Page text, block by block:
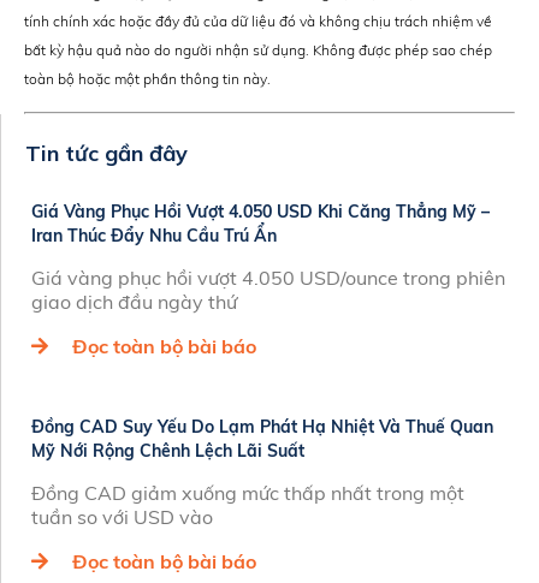
tính chính xác hoặc đầy đủ của dữ liệu đó và không chịu trách nhiệm về
bất kỳ hậu quả nào do người nhận sử dụng. Không được phép sao chép
toàn bộ hoặc một phần thông tin này.
Tin tức gần đây
Giá Vàng Phục Hồi Vượt 4.050 USD Khi Căng Thẳng Mỹ –
Iran Thúc Đẩy Nhu Cầu Trú Ẩn
Giá vàng phục hồi vượt 4.050 USD/ounce trong phiên
giao dịch đầu ngày thứ
Đọc toàn bộ bài báo
Đồng CAD Suy Yếu Do Lạm Phát Hạ Nhiệt Và Thuế Quan
Mỹ Nới Rộng Chênh Lệch Lãi Suất
Đồng CAD giảm xuống mức thấp nhất trong một
tuần so với USD vào
Đọc toàn bộ bài báo